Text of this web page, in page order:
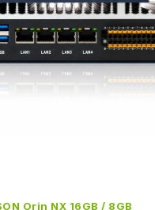
Orin NX 16GB / 8GB